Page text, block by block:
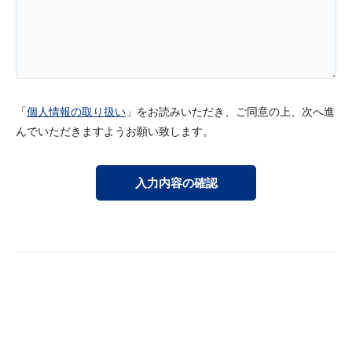
「個人情報の取り扱い 」をお読みいただき、ご同意の上、次へ進
んでいただきますようお願い致します。